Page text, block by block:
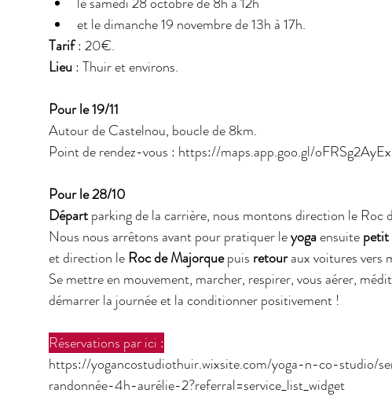
et le dimanche 19 novembre de 13h à 17h.
Tarif : 20€.
Lieu : Thuir et environs.
Pour le 19/11
Autour de Castelnou, boucle de 8km.
Point de rendez-vous : https://maps.app.goo.gl/
Pour le 28/10
Départ parking de la carrière, nous montons direction le Roc
Nous nous arrêtons avant pour pratiquer le yoga ensuite petit
et direction le Roc de Majorque puis retour aux voitures vers
Se mettre en mouvement, marcher, respirer, vous aérer,
démarrer la journée et la conditionner positivement !
Réservations par ici :
https://yogancostudiothuir.wixsite.com/yoga-n-co-studio/
randonnée-4h-aurélie-2?referral=service_list_widget